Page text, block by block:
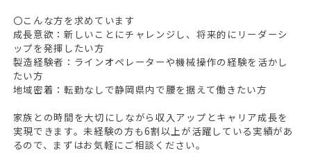
〇こんな方を求めています
成長意欲：新しいことにチャレンジし、将来的にリーダーシ
ップを発揮したい方
製造経験者：ラインオペレーターや機械操作の経験を活かし
たい方
地域密着：転勤なしで静岡県内で腰を据えて働きたい方
家族との時間を大切にしながら収入アップとキャリア成長を
実現できます。未経験の方も6割以上が活躍している実績があ
るので、まずはお気軽にご相談ください。